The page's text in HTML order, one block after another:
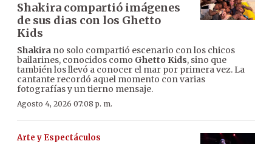
Shakira compartió imágenes
de sus dias con los Ghetto
Kids
Shakira no solo compartió escenario con los chicos
bailarines, conocidos como Ghetto Kids, sino que
también los llevó a conocer el mar por primera vez. La
cantante recordó aquel momento con varias
fotografías y un tierno mensaje.
Agosto 4, 2026 07:08 p. m.
Arte y Espectáculos